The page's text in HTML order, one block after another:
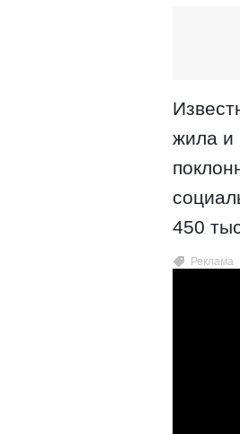
жила и
450